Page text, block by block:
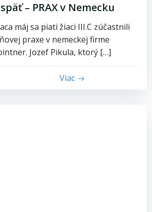
– PRAX v Nemecku
máj sa piati žiaci III.C zúčastnili
praxe v nemeckej firme
Jozef Pikula, ktorý […]
Viac